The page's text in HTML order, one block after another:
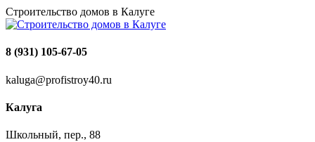
Строительство домов в Калуге
8 (931) 105-67-05
kaluga@profistroy40.ru
Калуга
Школьный, пер., 88